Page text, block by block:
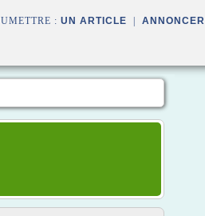
: UN ARTICLE ANNONCER